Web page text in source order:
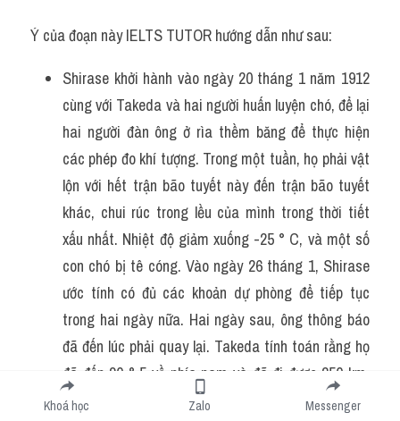
Ý của đoạn này IELTS TUTOR hướng dẫn như sau:
Shirase khởi hành vào ngày 20 tháng 1 năm 1912
cùng với Takeda và hai người huấn luyện chó, để lại
hai người đàn ông ở rìa thềm băng để thực hiện
các phép đo khí tượng. Trong một tuần, họ phải vật
lộn với hết trận bão tuyết này đến trận bão tuyết
khác, chui rúc trong lều của mình trong thời tiết
xấu nhất. Nhiệt độ giảm xuống -25 ° C, và một số
con chó bị tê cóng. Vào ngày 26 tháng 1, Shirase
ước tính có đủ các khoản dự phòng để tiếp tục
trong hai ngày nữa. Hai ngày sau, ông thông báo
đã đến lúc phải quay lại. Takeda tính toán rằng họ
đã đến 80 ° 5 về phía nam và đã đi được 250 km.
Những người đàn ông kéo cờ Nhật Bản lên.
Khoá học Zalo Messenger